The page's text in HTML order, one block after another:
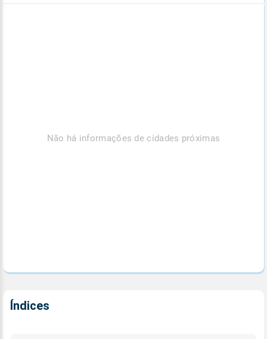
Não há informações de cidades próximas
Índices